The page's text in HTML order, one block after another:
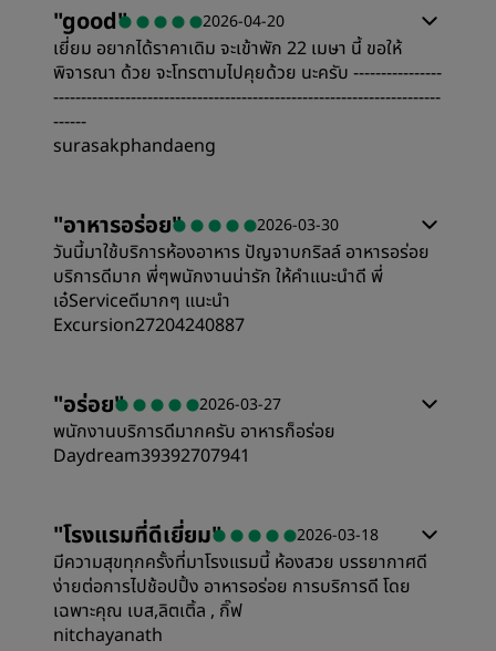
ความคุ้มค่า
คุณภาพในการนอน
ตำแหน่งที่ตั้ง
สะอาด
"good" 2026-04-20
เยี่ยม อยากได้ราคาเดิม จะเข้าพัก 22 เมษา นี้ ขอให้
พิจารณา ด้วย จะโทรตามไปคุยด้วย นะครับ ----------------
----------------------------------------------------------------------
------
surasakphandaeng
ความคุ้มค่า
ตำแหน่งที่ตั้ง
การบริการ
"อาหารอร่อย" 2026-03-30
วันนี้มาใช้บริการห้องอาหาร ปัญจาบกริลล์ อาหารอร่อย
บริการดีมาก พี่ๆพนักงานน่ารัก ให้คำแนะนำดี พี่
เอ๋Serviceดีมากๆ แนะนำ
Excursion27204240887
"อร่อย" 2026-03-27
พนักงานบริการดีมากครับ อาหารก็อร่อย
Daydream39392707941
"โรงแรมที่ดีเยี่ยม" 2026-03-18
มีความสุขทุกครั้งที่มาโรงแรมนี้ ห้องสวย บรรยากาศดี
ง่ายต่อการไปช้อปปิ้ง อาหารอร่อย การบริการดี โดย
เฉพาะคุณ เบส,ลิตเติ้ล , กิ๊ฟ
nitchayanath